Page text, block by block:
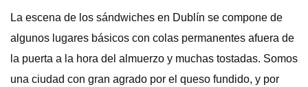
La escena de los sándwiches en Dublín se compone de
algunos lugares básicos con colas permanentes afuera de
la puerta a la hora del almuerzo y muchas tostadas. Somos
una ciudad con gran agrado por el queso fundido, y por